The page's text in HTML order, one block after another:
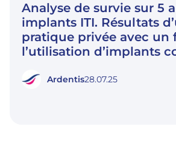
Analyse de survie sur 5
implants ITI. Résultats
pratique privée avec un
l’utilisation d’implants
Ardentis28.07.25